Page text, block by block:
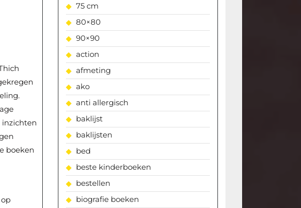
inzichten
boeken
75 cm
80×80
90×90
action
afmeting
ako
anti allergisch
baklijst
baklijsten
bed
beste kinderboeken
bestellen
biografie boeken